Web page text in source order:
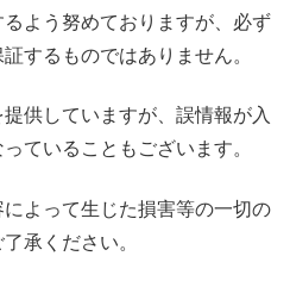
よう努めておりますが、必ず
するものではありません。
供していますが、誤情報が入
ていることもございます。
よって生じた損害等の一切の
承ください。